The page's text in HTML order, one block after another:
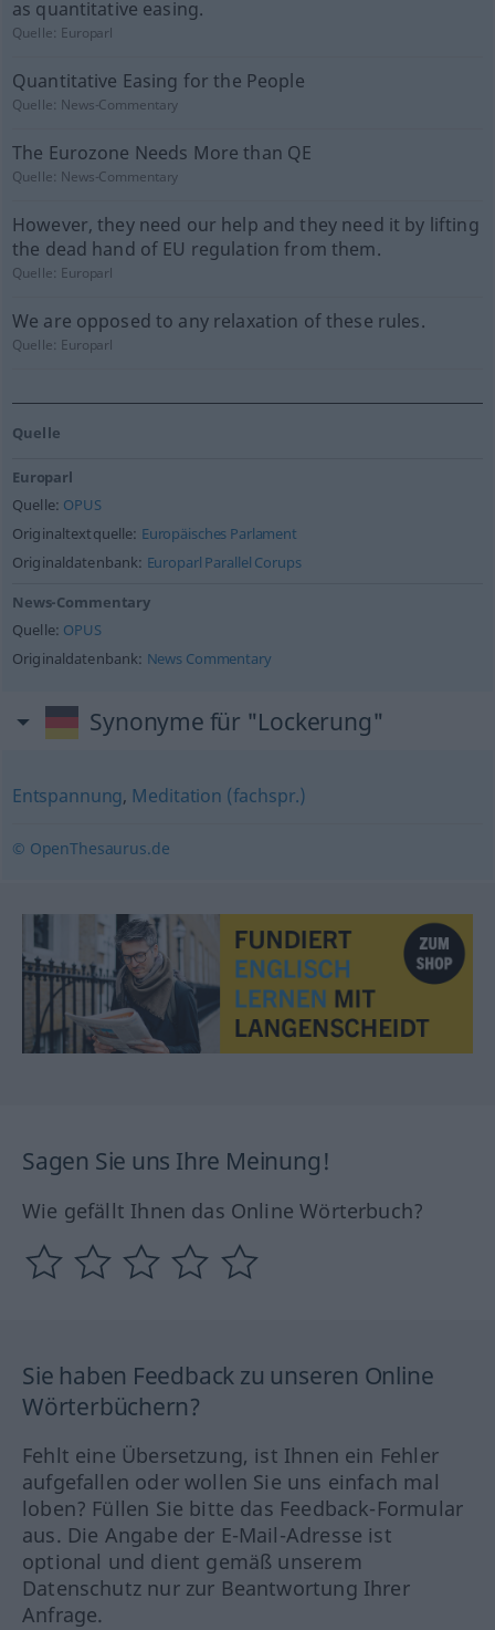
as quantitative easing.
Quelle: Europarl
Quantitative Easing for the People
Quelle: News-Commentary
The Eurozone Needs More than QE
Quelle: News-Commentary
However, they need our help and they need it by lifting
the dead hand of EU regulation from them.
Quelle: Europarl
We are opposed to any relaxation of these rules.
Quelle: Europarl
Quelle
Europarl
Quelle: OPUS
Originaltextquelle: Europäisches Parlament
Originaldatenbank: Europarl Parallel Corups
News-Commentary
Quelle: OPUS
Originaldatenbank: News Commentary
Synonyme für "Lockerung"
Entspannung, Meditation (fachspr.)
© OpenThesaurus.de
Sagen Sie uns Ihre Meinung!
Wie gefällt Ihnen das Online Wörterbuch?
Sie haben Feedback zu unseren Online
Wörterbüchern?
Fehlt eine Übersetzung, ist Ihnen ein Fehler
aufgefallen oder wollen Sie uns einfach mal
loben? Füllen Sie bitte das Feedback-Formular
aus. Die Angabe der E-Mail-Adresse ist
optional und dient gemäß unserem
Datenschutz nur zur Beantwortung Ihrer
Anfrage.